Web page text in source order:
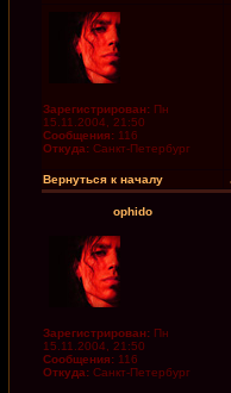
Зарегистрирован: Пн
15.11.2004, 21:50
Сообщения: 116
Откуда: Санкт-Петербург
Вернуться к началу
ophido
Зарегистрирован: Пн
15.11.2004, 21:50
Сообщения: 116
Откуда: Санкт-Петербург